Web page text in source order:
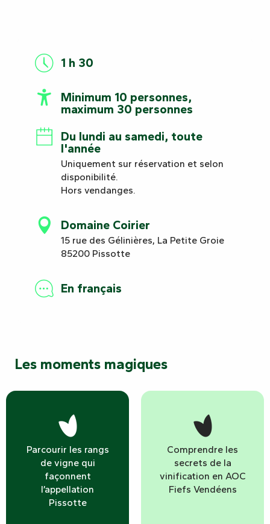
1 h 30
Minimum 10 personnes,
maximum 30 personnes
Du lundi au samedi, toute
l'année
Uniquement sur réservation et selon
disponibilité.
Hors vendanges.
Domaine Coirier
15 rue des Gélinières, La Petite Groie
85200 Pissotte
En français
Les moments magiques
Parcourir les rangs
de vigne qui
façonnent
l’appellation
Pissotte
Comprendre les
secrets de la
vinification en AOC
Fiefs Vendéens